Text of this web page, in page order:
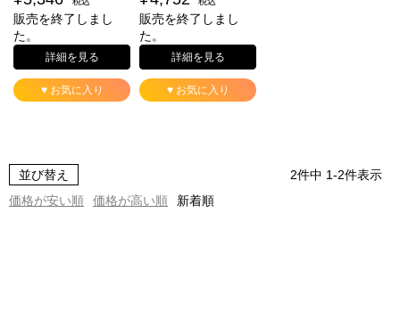
販売を終了しまし
た。
詳細を見る
♥ お気に入り
販売を終了しまし
た。
詳細を見る
♥ お気に入り
並び替え
価格が安い順
価格が高い順 新着順
2件中 1-2件表示